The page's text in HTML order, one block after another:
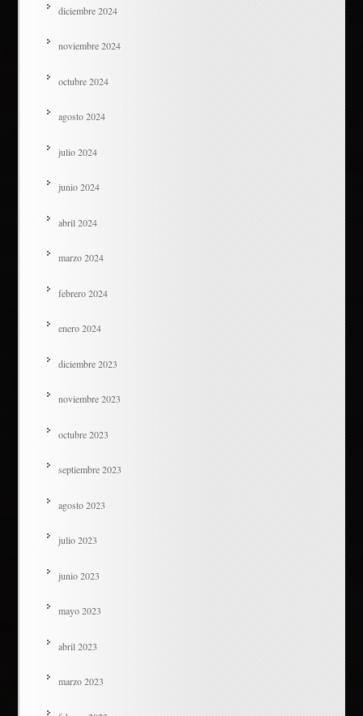
diciembre 2024
noviembre 2024
octubre 2024
agosto 2024
julio 2024
junio 2024
abril 2024
marzo 2024
febrero 2024
enero 2024
diciembre 2023
noviembre 2023
octubre 2023
septiembre 2023
agosto 2023
julio 2023
junio 2023
mayo 2023
abril 2023
marzo 2023